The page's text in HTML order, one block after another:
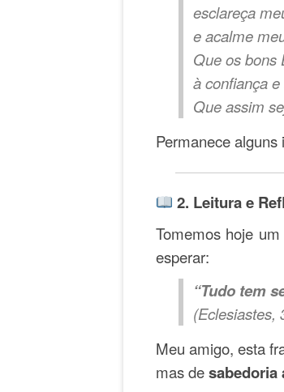
esclareça
e acalme
Que os bons
à confiança
Que assim
Permanece
2. Leitura e
Tomemos hoje
esperar:
“Tudo tem
(Eclesiastes,
Meu amigo, esta
mas desabedoria